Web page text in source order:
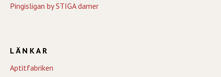
Pingisligan by STIGA damer
LÄNKAR
Aptitfabriken